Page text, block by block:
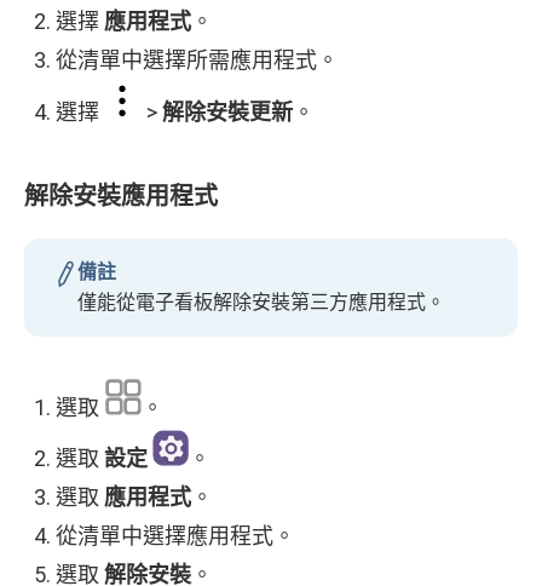
選擇 應用程式 。
從清單中選擇所需應用程式。
選擇 >解除安裝更新 。
解除安裝應用程式
備註
僅能從電子看板解除安裝第三方應用程式。
選取
。
選取 設定
。
選取 應用程式 。
從清單中選擇應用程式。
選取 解除安裝 。